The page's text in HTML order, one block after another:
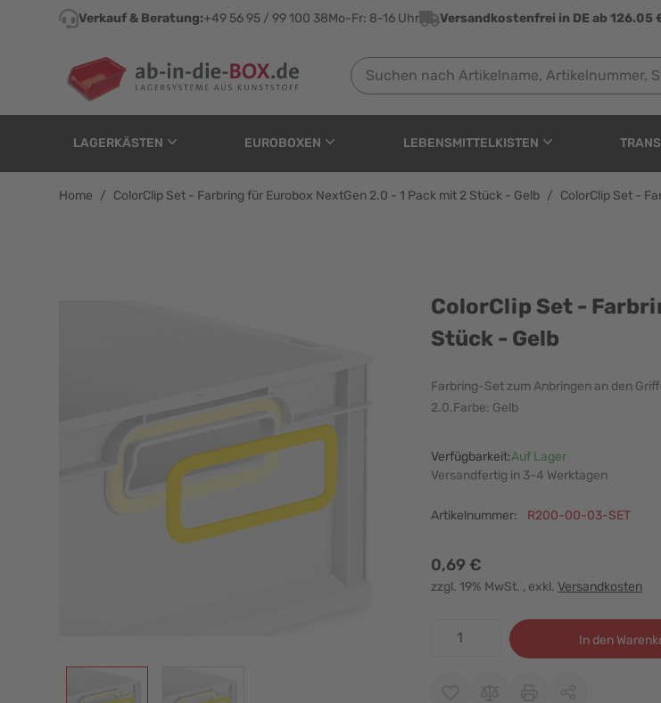
Direkt zum Inhalt
Verkauf & Beratung:+49 56 95 / 99 100 38Mo-Fr: 8-16 Uhr Versandkostenfrei in DE ab 126.05
Suchen nach Artikelname, Artikelnummer, Stichwort...
LAGERKÄSTEN EUROBOXEN LEBENSMITTELKISTEN
Home / ColorClip Set - Farbring für Eurobox NextGen 2.0 - 1 Pack mit 2 Stück - Gelb / ColorClip Set -
ColorClip Set - Farbring für Eurobox
ColorClip Set -
Stück - Gelb
Farbring-Set zum Anbringen an den
2.0.Farbe: Gelb
Verfügbarkeit:Auf Lager
Versandfertig in 3-4 Werktagen
Artikelnummer: R200-00-03-SET
0,69 €
zzgl. 19% MwSt. , exkl. Versandkosten
In den